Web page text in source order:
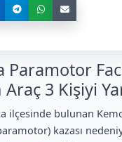
Paramotor
3 Kişiyi
ilçesinde bulunan
kazası